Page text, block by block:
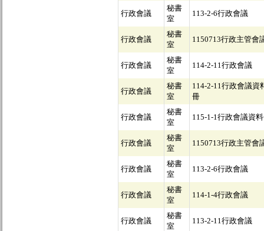
行政會議
秘書
室
113-2-6行政會議
行政會議
秘書
室
1150713行政主管會
行政會議
秘書
室
114-2-11行政會議
行政會議
秘書
室
114-2-11行政會議資
冊
行政會議
秘書
室
115-1-1行政會議資
行政會議
秘書
室
1150713行政主管會
行政會議
秘書
室
113-2-6行政會議
行政會議
秘書
室
114-1-4行政會議
行政會議
秘書
室
113-2-11行政會議